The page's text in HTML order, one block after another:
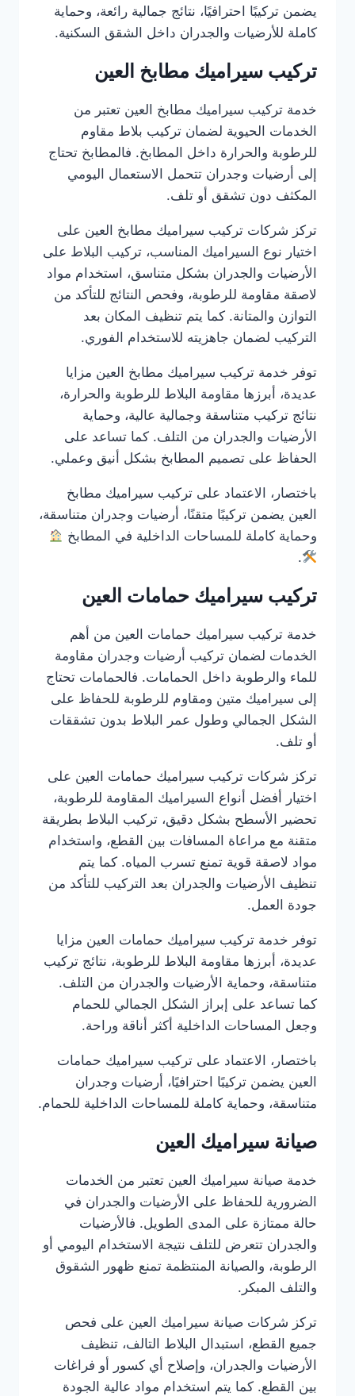
يضمن تركيبًا احترافيًا، نتائج جمالية رائعة، وحماية
كاملة للأرضيات والجدران داخل الشقق السكنية.
تركيب سيراميك مطابخ العين
خدمة تركيب سيراميك مطابخ العين تعتبر من
الخدمات الحيوية لضمان تركيب بلاط مقاوم
للرطوبة والحرارة داخل المطابخ. فالمطابخ تحتاج
إلى أرضيات وجدران تتحمل الاستعمال اليومي
المكثف دون تشقق أو تلف.
تركز شركات تركيب سيراميك مطابخ العين على
اختيار نوع السيراميك المناسب، تركيب البلاط على
الأرضيات والجدران بشكل متناسق، استخدام مواد
لاصقة مقاومة للرطوبة، وفحص النتائج للتأكد من
التوازن والمتانة. كما يتم تنظيف المكان بعد
التركيب لضمان جاهزيته للاستخدام الفوري.
توفر خدمة تركيب سيراميك مطابخ العين مزايا
عديدة، أبرزها مقاومة البلاط للرطوبة والحرارة،
نتائج تركيب متناسقة وجمالية عالية، وحماية
الأرضيات والجدران من التلف. كما تساعد على
الحفاظ على تصميم المطابخ بشكل أنيق وعملي.
باختصار، الاعتماد على تركيب سيراميك مطابخ
العين يضمن تركيبًا متقنًا، أرضيات وجدران متناسقة،
وحماية كاملة للمساحات الداخلية في المطابخ
.
تركيب سيراميك حمامات العين
خدمة تركيب سيراميك حمامات العين من أهم
الخدمات لضمان تركيب أرضيات وجدران مقاومة
للماء والرطوبة داخل الحمامات. فالحمامات تحتاج
إلى سيراميك متين ومقاوم للرطوبة للحفاظ على
الشكل الجمالي وطول عمر البلاط بدون تشققات
أو تلف.
تركز شركات تركيب سيراميك حمامات العين على
اختيار أفضل أنواع السيراميك المقاومة للرطوبة،
تحضير الأسطح بشكل دقيق، تركيب البلاط بطريقة
متقنة مع مراعاة المسافات بين القطع، واستخدام
مواد لاصقة قوية تمنع تسرب المياه. كما يتم
تنظيف الأرضيات والجدران بعد التركيب للتأكد من
جودة العمل.
توفر خدمة تركيب سيراميك حمامات العين مزايا
عديدة، أبرزها مقاومة البلاط للرطوبة، نتائج تركيب
متناسقة، وحماية الأرضيات والجدران من التلف.
كما تساعد على إبراز الشكل الجمالي للحمام
وجعل المساحات الداخلية أكثر أناقة وراحة.
باختصار، الاعتماد على تركيب سيراميك حمامات
العين يضمن تركيبًا احترافيًا، أرضيات وجدران
متناسقة، وحماية كاملة للمساحات الداخلية للحمام.
صيانة سيراميك العين
خدمة صيانة سيراميك العين تعتبر من الخدمات
الضرورية للحفاظ على الأرضيات والجدران في
حالة ممتازة على المدى الطويل. فالأرضيات
والجدران تتعرض للتلف نتيجة الاستخدام اليومي أو
الرطوبة، والصيانة المنتظمة تمنع ظهور الشقوق
والتلف المبكر.
تركز شركات صيانة سيراميك العين على فحص
جميع القطع، استبدال البلاط التالف، تنظيف
الأرضيات والجدران، وإصلاح أي كسور أو فراغات
بين القطع. كما يتم استخدام مواد عالية الجودة